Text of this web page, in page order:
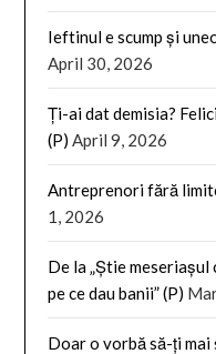
Ieftinul e scump și
April 30, 2026
Ți-ai dat demisia?
(P) April 9, 2026
Antreprenori fără
1, 2026
De la „Știe meseriașul
pe ce dau banii” (P)
Doar o vorbă să-ți mai